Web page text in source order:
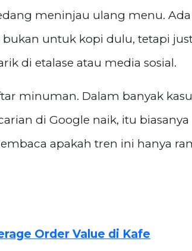
meninjau ulang menu.
untuk kopi dulu, tetapi
di etalase atau media sosial.
minuman. Dalam banyak
di Google naik, itu
apakah tren ini hanya
Order Value di Kafe